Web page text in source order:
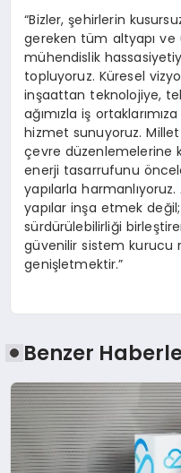
“Bizler, şehirlerin
gereken tüm altyapı ve
mühendislik
topluyoruz. Küresel
inşaattan teknolojiye,
ağımızla iş
hizmet sunuyoruz.
çevre düzenlemelerine
enerji tasarrufunu
yapılarla
yapılar inşa etmek
sürdürülebilirliği
güvenilir sistem kurucu
genişletmektir.”
Benzer